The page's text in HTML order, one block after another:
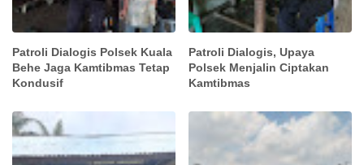
Patroli Dialogis Polsek Kuala
Behe Jaga Kamtibmas Tetap
Kondusif
Patroli Dialogis, Upaya
Polsek Menjalin Ciptakan
Kamtibmas